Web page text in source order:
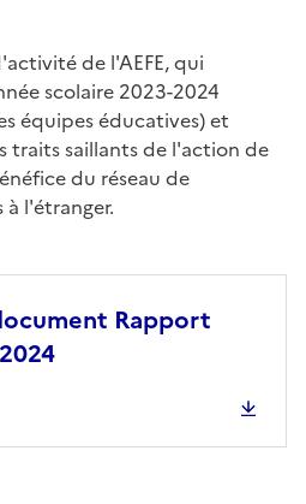
de l'AEFE, qui
scolaire 2023-2024
équipes éducatives) et
traits saillants de l'action de
du réseau de
l'étranger.
Rapport